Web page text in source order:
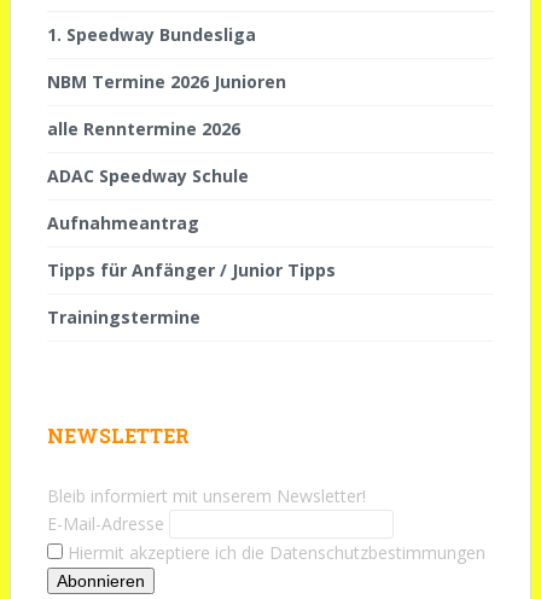
1. Speedway Bundesliga
NBM Termine 2026 Junioren
alle Renntermine 2026
ADAC Speedway Schule
Aufnahmeantrag
Tipps für Anfänger / Junior Tipps
Trainingstermine
NEWSLETTER
Bleib informiert mit unserem Newsletter!
E-Mail-Adresse
Hiermit akzeptiere ich die Datenschutzbestimmungen